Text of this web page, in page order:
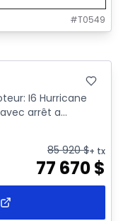
#T0549
I6 Hurricane
arrêt a...
85 920$+ tx
77 670$